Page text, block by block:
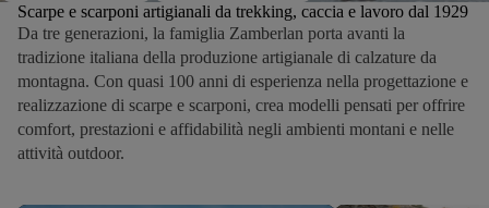
Scarpe e scarponi artigianali da trekking, caccia e lavoro dal 1929
Da tre generazioni, la famiglia Zamberlan porta avanti la
tradizione italiana della produzione artigianale di calzature da
montagna. Con quasi 100 anni di esperienza nella progettazione e
realizzazione di scarpe e scarponi, crea modelli pensati per offrire
comfort, prestazioni e affidabilità negli ambienti montani e nelle
attività outdoor.